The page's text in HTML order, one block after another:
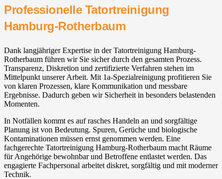
Professionelle Tatortreinigung
Hamburg-Rotherbaum
Dank langjähriger Expertise in der Tatortreinigung Hamburg-
Rotherbaum führen wir Sie sicher durch den gesamten Prozess.
Transparenz, Diskretion und zertifizierte Verfahren stehen im
Mittelpunkt unserer Arbeit. Mit 1a-Spezialreinigung profitieren Sie
von klaren Prozessen, klare Kommunikation und messbare
Ergebnisse. Dadurch geben wir Sicherheit in besonders belastenden
Momenten.
In Notfällen kommt es auf rasches Handeln an und sorgfältige
Planung ist von Bedeutung. Spuren, Gerüche und biologische
Kontaminationen müssen ernst genommen werden. Eine
fachgerechte Tatortreinigung Hamburg-Rotherbaum macht Räume
für Angehörige bewohnbar und Betroffene entlastet werden. Das
engagierte Fachpersonal arbeitet diskret, sorgfältig und mit moderner
Technik.